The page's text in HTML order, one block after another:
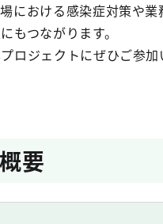
における感染症対策や
もつながります。
ロジェクトにぜひご参
要